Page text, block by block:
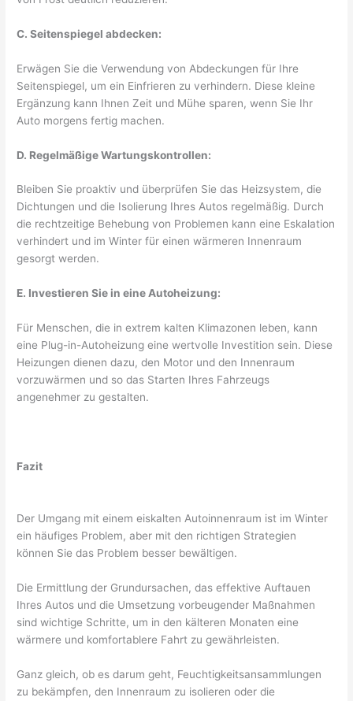
C. Seitenspiegel abdecken:
Erwägen Sie die Verwendung von Abdeckungen für Ihre
Seitenspiegel, um ein Einfrieren zu verhindern. Diese kleine
Ergänzung kann Ihnen Zeit und Mühe sparen, wenn Sie Ihr
Auto morgens fertig machen.
D. Regelmäßige Wartungskontrollen:
Bleiben Sie proaktiv und überprüfen Sie das Heizsystem, die
Dichtungen und die Isolierung Ihres Autos regelmäßig. Durch
die rechtzeitige Behebung von Problemen kann eine Eskalation
verhindert und im Winter für einen wärmeren Innenraum
gesorgt werden.
E. Investieren Sie in eine Autoheizung:
Für Menschen, die in extrem kalten Klimazonen leben, kann
eine Plug-in-Autoheizung eine wertvolle Investition sein. Diese
Heizungen dienen dazu, den Motor und den Innenraum
vorzuwärmen und so das Starten Ihres Fahrzeugs
angenehmer zu gestalten.
Fazit
Der Umgang mit einem eiskalten Autoinnenraum ist im Winter
ein häufiges Problem, aber mit den richtigen Strategien
können Sie das Problem besser bewältigen.
Die Ermittlung der Grundursachen, das effektive Auftauen
Ihres Autos und die Umsetzung vorbeugender Maßnahmen
sind wichtige Schritte, um in den kälteren Monaten eine
wärmere und komfortablere Fahrt zu gewährleisten.
Ganz gleich, ob es darum geht, Feuchtigkeitsansammlungen
zu bekämpfen, den Innenraum zu isolieren oder die